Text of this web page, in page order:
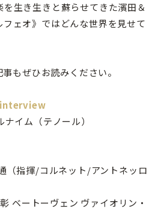
生き生きと蘇らせてきた濱田＆
ェオ》ではどんな世界を見せて
もぜひお読みください。
イム（テノール）
（指揮/コルネット/アントネッロ
ベートーヴェン ヴァイオリン・